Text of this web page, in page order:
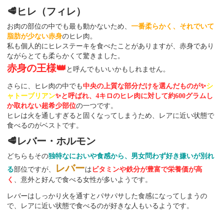
🥩ヒレ（フィレ）
お肉の部位の中でも最も動かないため、 一番柔らかく、それでいて
脂肪が少ない赤身のヒレ肉。
私も個人的にヒレステーキを食べたことがありますが、赤身であり
ながらとても柔らかくて驚きました。
赤身の王様👑 と呼んでもいいかもしれません。
さらに、ヒレ肉の中でも中央の上質な部分だけを選んだものが✨シ
ャトーブリアン✨と呼ばれ、4キロのヒレ肉に対して約600グラムし
か取れない超希少部位の一つです。
ヒレは火を通しすぎると固くなってしまうため、レアに近い状態で
食べるのがベストです。
🥩レバー・ホルモン
どちらもその独特なにおいや食感から、男女問わず好き嫌いが別れ
る部位ですが、 レバーは ビタミンや鉄分が豊富で栄養価が高
く
、意外と好んで食べる女性が多いようです。
レバーはしっかり火を通すとパサパサした食感になってしまうの
で、レアに近い状態で食べるのが好きな人もいるようです。